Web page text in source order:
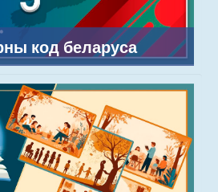
код беларуса